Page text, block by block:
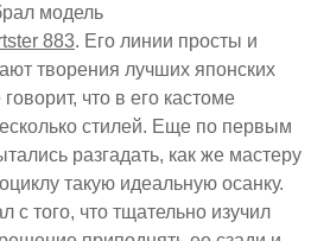
модель
883. Его линии просты и
творения лучших японских
что в его кастоме
стилей. Еще по первым
разгадать, как же мастеру
такую идеальную осанку.
с того, что тщательно изучил